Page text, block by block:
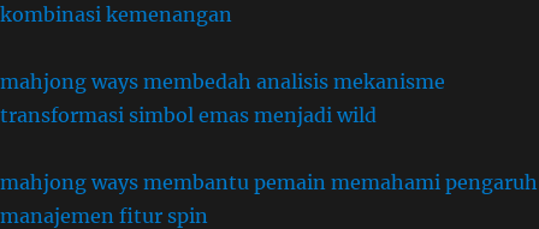
kombinasi kemenangan
mahjong ways membedah analisis mekanisme
transformasi simbol emas menjadi wild
mahjong ways membantu pemain memahami pengaruh
manajemen fitur spin